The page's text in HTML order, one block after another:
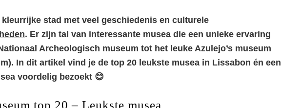
stad met veel geschiedenis en culturele
. Er zijn tal van interessante musea die een unieke ervaring
Archeologisch museum tot het leuke Azulejo’s museum
In dit artikel vind je de top 20 leukste musea in Lissabon én een
voordelig bezoekt 😊
top 20 – Leukste musea